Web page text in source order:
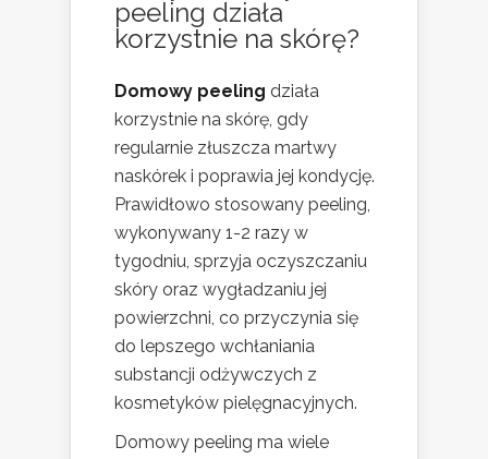
peeling działa
korzystnie na skórę?
Domowy peeling działa
korzystnie na skórę, gdy
regularnie złuszcza martwy
naskórek i poprawia jej kondycję.
Prawidłowo stosowany peeling,
wykonywany 1-2 razy w
tygodniu, sprzyja oczyszczaniu
skóry oraz wygładzaniu jej
powierzchni, co przyczynia się
do lepszego wchłaniania
substancji odżywczych z
kosmetyków pielęgnacyjnych.
Domowy peeling ma wiele